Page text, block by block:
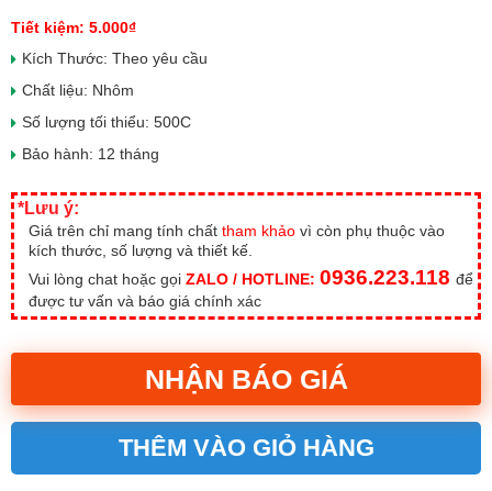
Tiết kiệm: 5.000₫
Kích Thước: Theo yêu cầu
Chất liệu: Nhôm
Số lượng tối thiểu: 500C
Bảo hành: 12 tháng
*Lưu ý:
Giá trên chỉ mang tính chất tham khảo vì còn phụ thuộc vào
kích thước, số lượng và thiết kế.
Vui lòng chat hoặc gọi ZALO / HOTLINE: 0936.223.118 để
được tư vấn và báo giá chính xác
NHẬN BÁO GIÁ
THÊM VÀO GIỎ HÀNG